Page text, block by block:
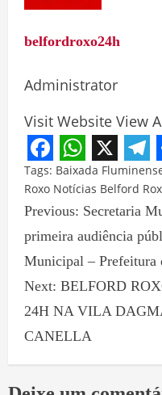
belfordroxo24h
Administrator
Visit Website View
Facebook
X
Tags: Baixada
Roxo Notícias Belford
Previous: Secretaria
primeira audiência
Municipal – Prefeitura
Next: BELFORD
24H NA VILA
CANELLA